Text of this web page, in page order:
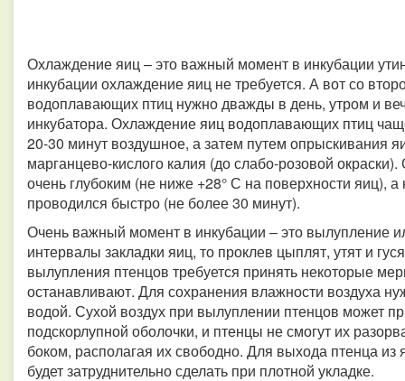
Охлаждение яиц – это важный момент в инкубации
инкубации охлаждение яиц не требуется. А вот со
водоплавающих птиц нужно дважды в день, утром и
инкубатора. Охлаждение яиц водоплавающих птиц
20-30 минут воздушное, а затем путем опрыскивания
марганцево-кислого калия (до слабо-розовой
очень глубоким (не ниже +28° С на поверхности яиц),
проводился быстро (не более 30 минут).
Очень важный момент в инкубации – это вылупление
интервалы закладки яиц, то проклев цыплят, утят и
вылупления птенцов требуется принять некоторые
останавливают. Для сохранения влажности воздуха
водой. Сухой воздух при вылуплении птенцов может
подскорлупной оболочки, и птенцы не смогут их
боком, располагая их свободно. Для выхода птенца из
будет затруднительно сделать при плотной укладке.